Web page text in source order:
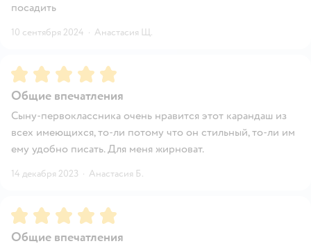
посадить
10 сентября 2024 · Анастасия Щ.
Рейтинг:5
Общие впечатления
Сыну-первоклассника очень нравится этот карандаш из
всех имеющихся, то-ли потому что он стильный, то-ли им
ему удобно писать. Для меня жирноват.
14 декабря 2023 · Анастасия Б.
Рейтинг:5
Общие впечатления